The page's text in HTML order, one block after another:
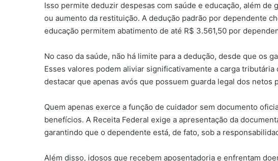
Isso permite deduzir despesas com saúde e educação, além
ou aumento da restituição. A dedução padrão por dependente
educação permitem abatimento de até R$ 3.561,50 por
No caso da saúde, não há limite para a dedução, desde que os
Esses valores podem aliviar significativamente a carga
destacar que apenas avós que possuem guarda legal dos
Quem apenas exerce a função de cuidador sem documento
benefícios. A Receita Federal exige a apresentação da
garantindo que o dependente está, de fato, sob a
Além disso, idosos que recebem aposentadoria e enfrentam